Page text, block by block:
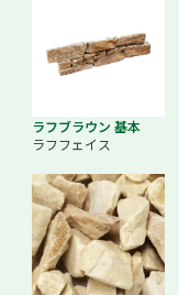
ラフブラウン 基本
ラフフェイス